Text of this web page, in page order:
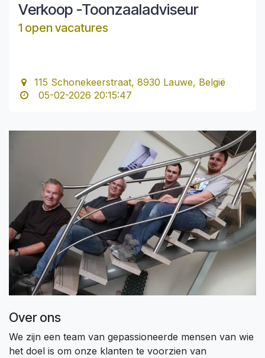
Verkoop -Toonzaaladviseur
1 open vacatures
115 Schonekeerstraat, 8930 Lauwe, België
05-02-2026 20:15:47
Over ons
We zijn een team van gepassioneerde mensen van wie
het doel is om onze klanten te voorzien van